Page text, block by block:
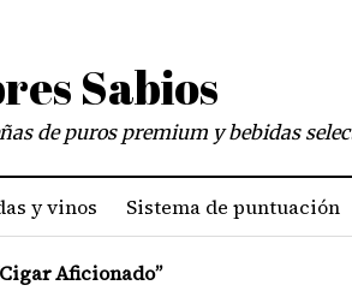
Sabios
de puros premium y bebidas
y vinos Sistema de puntuación
Aficionado”